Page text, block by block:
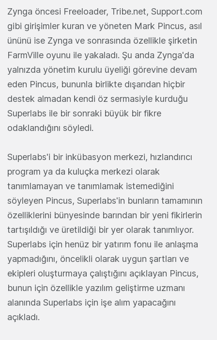
Zynga öncesi Freeloader, Tribe.net, Support.com
gibi girişimler kuran ve yöneten Mark Pincus, asıl
ününü ise Zynga ve sonrasında özellikle şirketin
FarmVille oyunu ile yakaladı. Şu anda Zynga'da
yalnızda yönetim kurulu üyeliği görevine devam
eden Pincus, bununla birlikte dışarıdan hiçbir
destek almadan kendi öz sermasiyle kurduğu
Superlabs ile bir sonraki büyük bir fikre
odaklandığını söyledi.
Superlabs'i bir inkübasyon merkezi, hızlandırıcı
program ya da kuluçka merkezi olarak
tanımlamayan ve tanımlamak istemediğini
söyleyen Pincus, Superlabs'in bunların tamamının
özelliklerini bünyesinde barından bir yeni fikirlerin
tartışıldığı ve üretildiği bir yer olarak tanımlıyor.
Superlabs için henüz bir yatırım fonu ile anlaşma
yapmadığını, öncelikli olarak uygun şartları ve
ekipleri oluşturmaya çalıştığını açıklayan Pincus,
bunun için özellikle yazılım geliştirme uzmanı
alanında Superlabs için işe alım yapacağını
açıkladı.